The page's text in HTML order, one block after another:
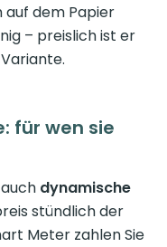
dem Papier
– preislich ist er
für wen sie
dynamische
stündlich der
Meter zahlen Sie